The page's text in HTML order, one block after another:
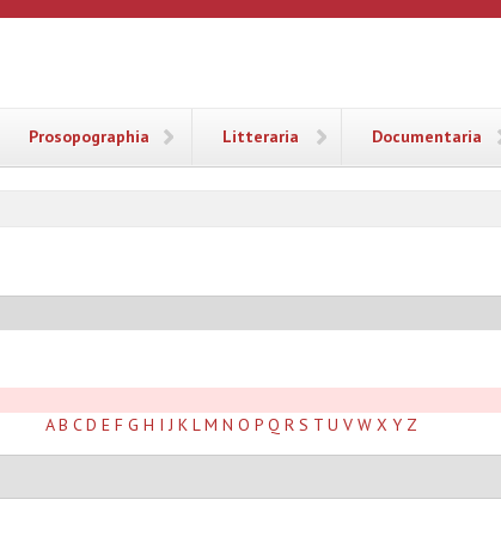
Prosopographia Litteraria Documentaria
A B C D E F G H I J K L M N O P Q R S T U V W X Y Z